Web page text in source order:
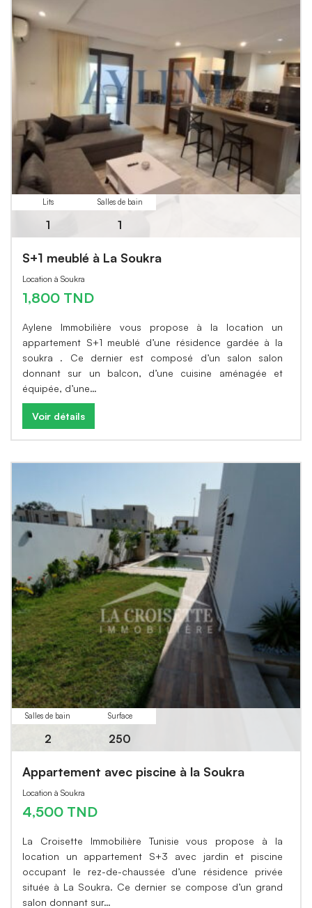
Lits
1
Salles de bain
1
S+1 meublé à La Soukra
Location à Soukra
1,800 TND
Aylene Immobilière vous propose à la location un
appartement S+1 meublé d’une résidence gardée à la
soukra . Ce dernier est composé d’un salon salon
donnant sur un balcon, d’une cuisine aménagée et
équipée, d’une…
Voir détails
Salles de bain
2
Surface
250
Appartement avec piscine à la Soukra
Location à Soukra
4,500 TND
La Croisette Immobilière Tunisie vous propose à la
location un appartement S+3 avec jardin et piscine
occupant le rez-de-chaussée d’une résidence privée
située à La Soukra. Ce dernier se compose d’un grand
salon donnant sur…